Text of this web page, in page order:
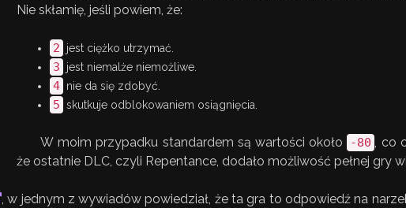
Nie skłamię, jeśli powiem, że:
2 jest ciężko utrzymać.
3 jest niemalże niemożliwe.
4 nie da się zdobyć.
5 skutkuje odblokowaniem osiągnięcia.
W moim przypadku standardem są wartości około -80 , co
że ostatnie DLC, czyli Repentance, dodało możliwość pełnej gry
, w jednym z wywiadów powiedział, że ta gra to odpowiedź na